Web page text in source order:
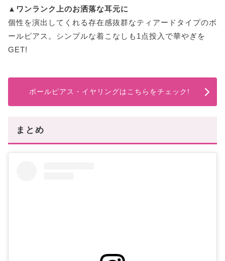
▲ワンランク上のお洒落な耳元に
個性を演出してくれる存在感抜群なティアードタイプのボ
ールピアス。シンプルな着こなしも1点投入で華やぎを
GET!
ボールピアス・イヤリングはこちらをチェック!
まとめ